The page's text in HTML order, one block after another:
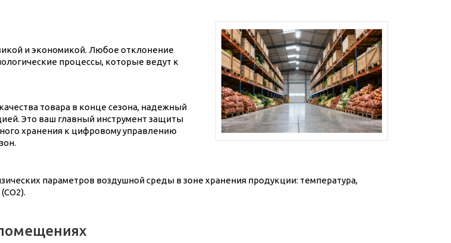
и экономикой. Любое отклонение
процессы, которые ведут к
товара в конце сезона, надежный
Это ваш главный инструмент защиты
хранения к цифровому управлению
параметров воздушной среды в зоне хранения продукции: температура,